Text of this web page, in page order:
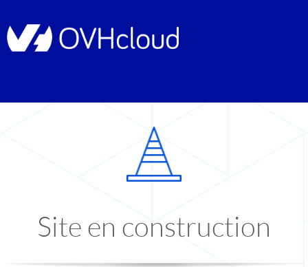
Site en construction